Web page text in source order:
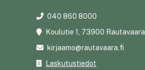
040 860 8000
Koulutie 1, 73900 Rautavaara
kirjaamo@rautavaara.fi
Laskutustiedot